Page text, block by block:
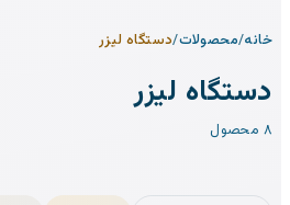
خانه/محصولات/دستگاه لیزر
دستگاه لیزر
۸ محصول